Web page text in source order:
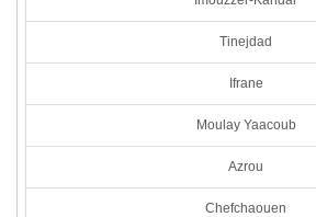
Tinejdad
Ifrane
Moulay Yaacoub
Azrou
Chefchaouen